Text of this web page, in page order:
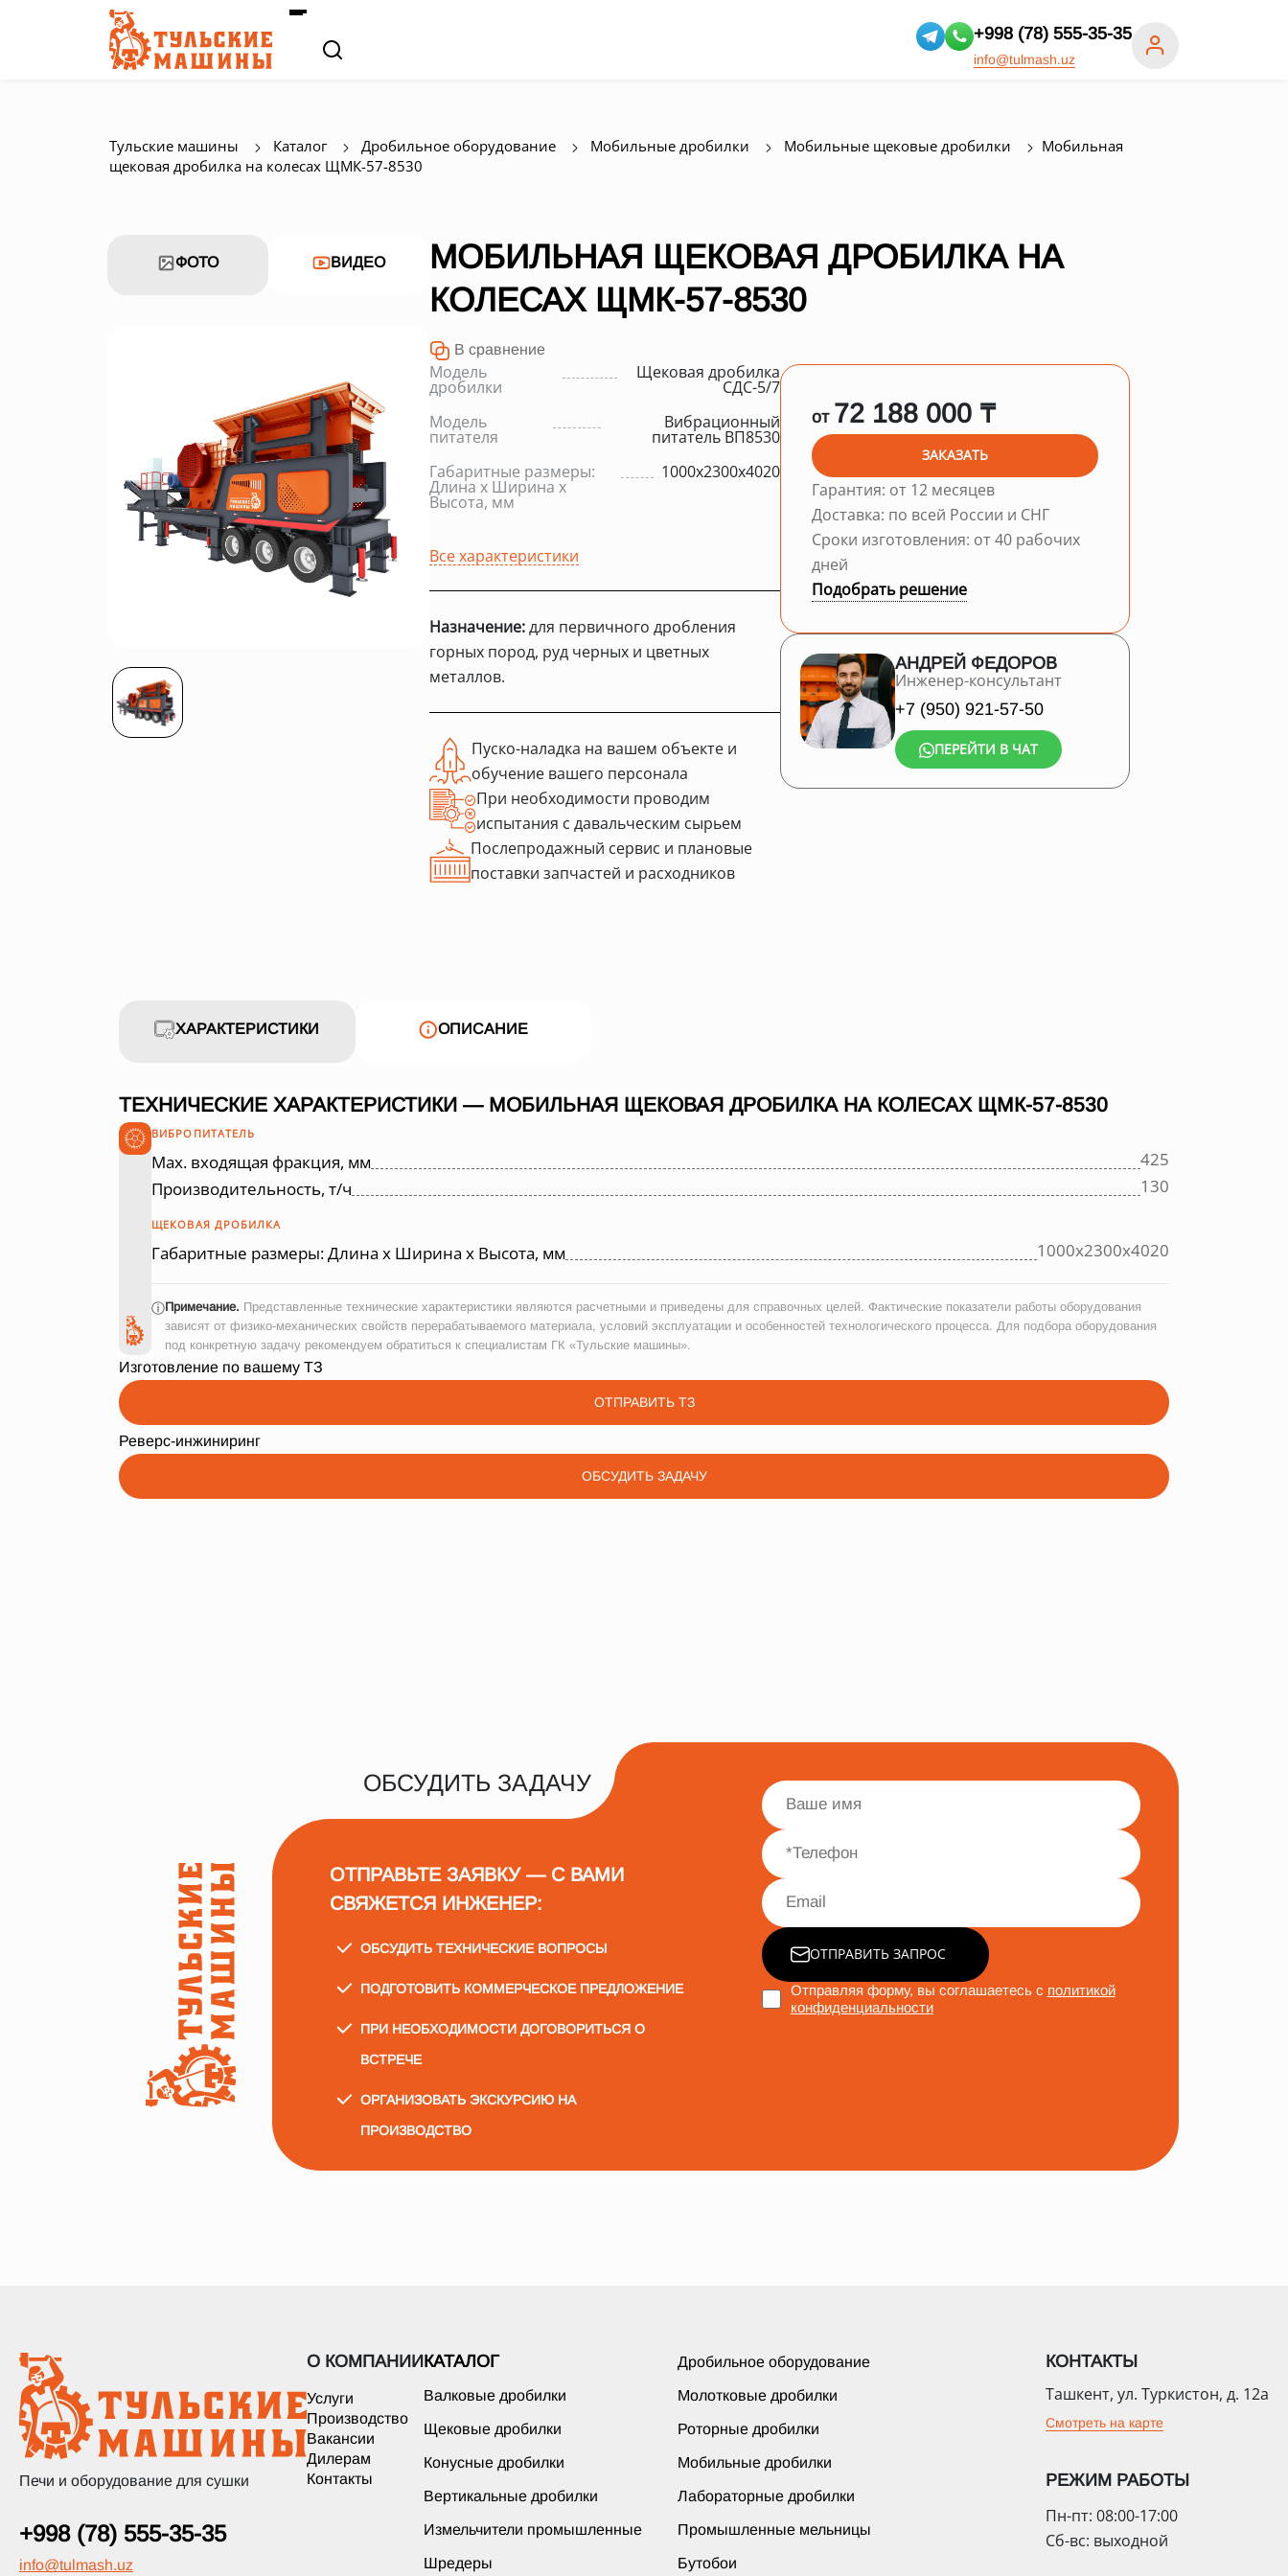
+998 (78) 555-35-35
info@tulmash.uz
Тульские машины Каталог Дробильное оборудование Мобильные дробилки Мобильные щековые дробилки
Мобильная
щековая дробилка на колесах ЩМК-57-8530
ФОТО ВИДЕО
МОБИЛЬНАЯ ЩЕКОВАЯ ДРОБИЛКА НА
КОЛЕСАХ ЩМК-57-8530
В сравнение
Модель
дробилки
Щековая дробилка
СДС-5/7
Модель
питателя
Вибрационный
питатель ВП8530
Габаритные размеры:
Длина х Ширина х
Высота, мм
1000х2300х4020
Все характеристики
Назначение:для первичного дробления
горных пород, руд черных и цветных
металлов.
Пуско-наладка на вашем объекте и
обучение вашего персонала
При необходимости проводим
испытания с давальческим сырьем
Послепродажный сервис и плановые
поставки запчастей и расходников
от 72 188 000 ₸
ЗАКАЗАТЬ
Гарантия: от 12 месяцев
Доставка: по всей России и СНГ
Сроки изготовления: от 40 рабочих
дней
Подобрать решение
АНДРЕЙ ФЕДОРОВ
Инженер-консультант
+7 (950) 921-57-50
ПЕРЕЙТИ В ЧАТ
ХАРАКТЕРИСТИКИ ОПИСАНИЕ
ТЕХНИЧЕСКИЕ ХАРАКТЕРИСТИКИ — МОБИЛЬНАЯ ЩЕКОВАЯ ДРОБИЛКА НА КОЛЕСАХ ЩМК-57-8530
ВИБРОПИТАТЕЛЬ
Max. входящая фракция, мм
425
Производительность, т/ч
130
ЩЕКОВАЯ ДРОБИЛКА
Габаритные размеры: Длина х Ширина х Высота, мм 1000х2300х4020
ⓘПримечание. Представленные технические характеристики являются расчетными и приведены для справочных целей. Фактические показатели работы оборудования
зависят от физико-механических свойств перерабатываемого материала, условий эксплуатации и особенностей технологического процесса. Для подбора оборудования
под конкретную задачу рекомендуем обратиться к специалистам ГК «Тульские машины».
Изготовление по вашему ТЗ
ОТПРАВИТЬ ТЗ
Реверс-инжиниринг
ОБСУДИТЬ ЗАДАЧУ
ОБСУДИТЬ ЗАДАЧУ
ОТПРАВЬТЕ ЗАЯВКУ — С ВАМИ
СВЯЖЕТСЯ ИНЖЕНЕР:
ОБСУДИТЬ ТЕХНИЧЕСКИЕ ВОПРОСЫ
ПОДГОТОВИТЬ КОММЕРЧЕСКОЕ ПРЕДЛОЖЕНИЕ
ПРИ НЕОБХОДИМОСТИ ДОГОВОРИТЬСЯ О
ВСТРЕЧЕ
ОРГАНИЗОВАТЬ ЭКСКУРСИЮ НА
ПРОИЗВОДСТВО
ОТПРАВИТЬ ЗАПРОС
Отправляя форму, вы соглашаетесь с политикой
конфиденциальности
Печи и оборудование для сушки
+998 (78) 555-35-35
info@tulmash.uz
О КОМПАНИИ
Услуги
Производство
Вакансии
Дилерам
Контакты
КАТАЛОГ Дробильное оборудование
Валковые дробилки Молотковые дробилки
Щековые дробилки Роторные дробилки
Конусные дробилки Мобильные дробилки
Вертикальные дробилки Лабораторные дробилки
Измельчители промышленные Промышленные мельницы
Шредеры Бутобои
КОНТАКТЫ
Ташкент, ул. Туркистон, д. 12а
Смотреть на карте
РЕЖИМ РАБОТЫ
Пн-пт: 08:00-17:00
Сб-вс: выходной